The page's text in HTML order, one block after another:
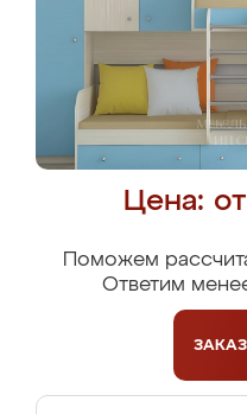
Цена:
Поможем
Ответим